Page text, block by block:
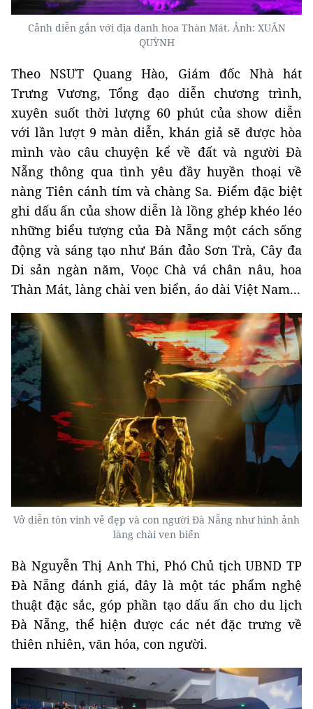
Cảnh diễn gắn với địa danh hoa Thàn Mát. Ảnh: XUÂN
QUỲNH
Theo NSƯT Quang Hào, Giám đốc Nhà hát
Trưng Vương, Tổng đạo diễn chương trình,
xuyên suốt thời lượng 60 phút của show diễn
với lần lượt 9 màn diễn, khán giả sẽ được hòa
mình vào câu chuyện kể về đất và người Đà
Nẵng thông qua tình yêu đầy huyền thoại về
nàng Tiên cánh tím và chàng Sa. Điểm đặc biệt
ghi dấu ấn của show diễn là lồng ghép khéo léo
những biểu tượng của Đà Nẵng một cách sống
động và sáng tạo như Bán đảo Sơn Trà, Cây đa
Di sản ngàn năm, Voọc Chà vá chân nâu, hoa
Thàn Mát, làng chài ven biển, áo dài Việt Nam...
Vở diễn tôn vinh vẻ đẹp và con người Đà Nẵng như hình ảnh
làng chài ven biển
Bà Nguyễn Thị Anh Thi, Phó Chủ tịch UBND TP
Đà Nẵng đánh giá, đây là một tác phẩm nghệ
thuật đặc sắc, góp phần tạo dấu ấn cho du lịch
Đà Nẵng, thể hiện được các nét đặc trưng về
thiên nhiên, văn hóa, con người.